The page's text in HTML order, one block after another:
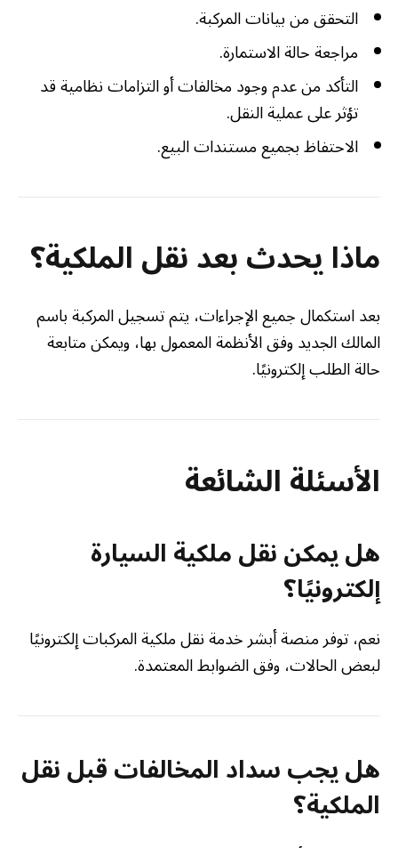
التحقق من بيانات المركبة.
مراجعة حالة الاستمارة.
التأكد من عدم وجود مخالفات أو التزامات نظامية قد
تؤثر على عملية النقل.
الاحتفاظ بجميع مستندات البيع.
ماذا يحدث بعد نقل الملكية؟
بعد استكمال جميع الإجراءات، يتم تسجيل المركبة باسم
المالك الجديد وفق الأنظمة المعمول بها، ويمكن متابعة
حالة الطلب إلكترونيًا.
الأسئلة الشائعة
هل يمكن نقل ملكية السيارة
إلكترونيًا؟
نعم، توفر منصة أبشر خدمة نقل ملكية المركبات إلكترونيًا
لبعض الحالات، وفق الضوابط المعتمدة.
هل يجب سداد المخالفات قبل نقل
الملكية؟